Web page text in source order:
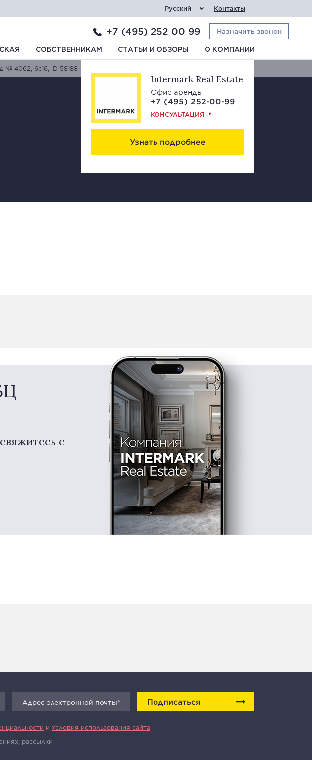
Русский Контакты
+7 (495) 252 00 99 Назначить звонок
СОБСТВЕННИКАМ СТАТЬИ И ОБЗОРЫ О КОМПАНИИ
№ 4062, 6с16, ID 58188
Свяжитесь с нами
Intermark Real Estate
Офис аренды
+7 (495) 252-00-99
КОНСУЛЬТАЦИЯ
Узнать подробнее
с
Подписаться
и Условия использования сайта
рассылки